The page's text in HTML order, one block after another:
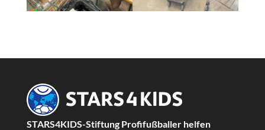
STARS4KIDS-Stiftung Profifußballer helfen